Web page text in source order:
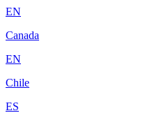
EN
Canada
EN
Chile
ES